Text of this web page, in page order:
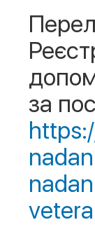
за